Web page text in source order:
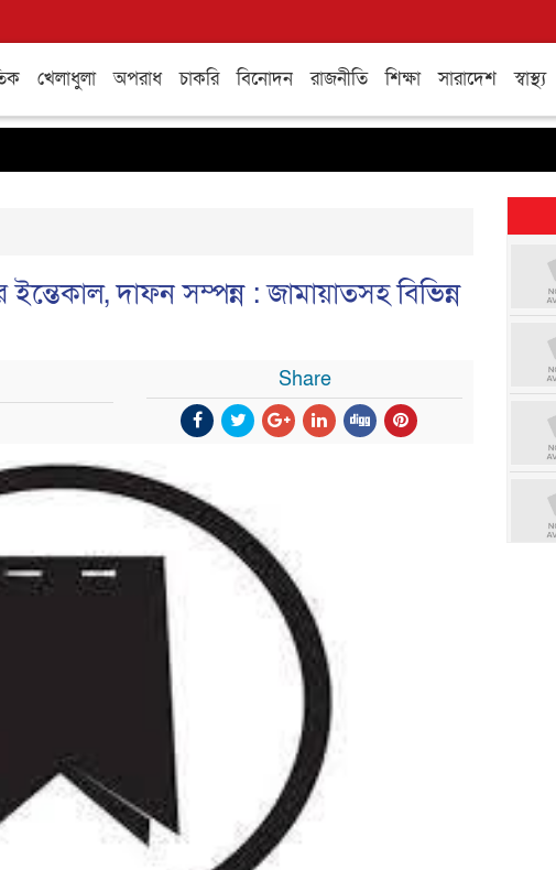
খেলাধুলা অপরাধ চাকরি বিনোদন রাজনীতি শিক্ষা সারাদেশ স্বাস্থ্য
দাফন সম্পন্ন : জামায়াতসহ বিভিন্ন
Share